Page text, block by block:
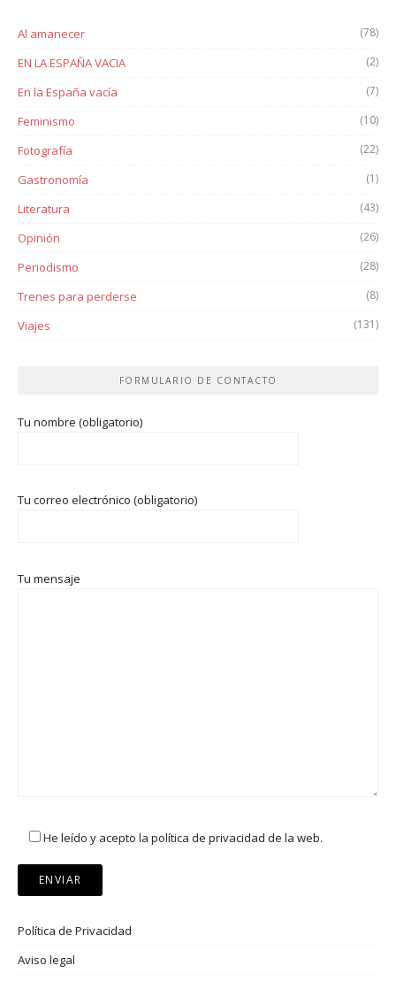
Al amanecer (78)
EN LA ESPAÑA VACIA (2)
En la España vacía (7)
Feminismo (10)
Fotografía (22)
Gastronomía (1)
Literatura (43)
Opinión (26)
Periodismo (28)
Trenes para perderse (8)
Viajes (131)
FORMULARIO DE CONTACTO
Tu nombre (obligatorio)
Tu correo electrónico (obligatorio)
Tu mensaje
He leído y acepto la política de privacidad de la web.
Política de Privacidad
Aviso legal